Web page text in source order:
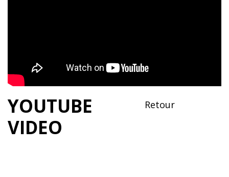
Retour
YOUTUBE
VIDEO